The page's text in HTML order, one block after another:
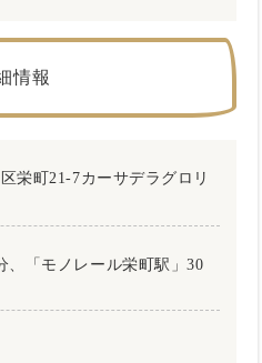
情報
栄町21-7カーサデラグロリ
、「モノレール栄町駅」30